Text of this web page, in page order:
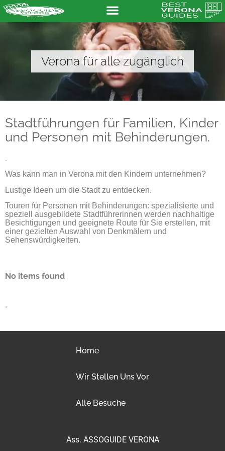
Verona für alle zugänglich
Stadtführungen für Familien, Kinder
und Personen mit Behinderungen.
.
Was kann man in Verona mit den Kindern unternehmen?
Lustige Ideen um die Stadt zu entdecken.
Touren für Personen mit Behinderungen: spezialisierte und
speziell ausgebildete Stadtführerinnen werden nachhaltige
Besichtigungen und geeignete Route für Sie erstellen, mit
einer gezielten Auswahl von Denkmälern und
Sehenswürdigkeiten.
No items found
.
Home
Wir Stellen Uns Vor
Alle Besuche
Ass. ASSOGUIDE VERONA